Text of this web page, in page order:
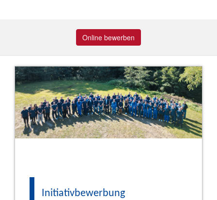
Online bewerben
Initiativbewerbung